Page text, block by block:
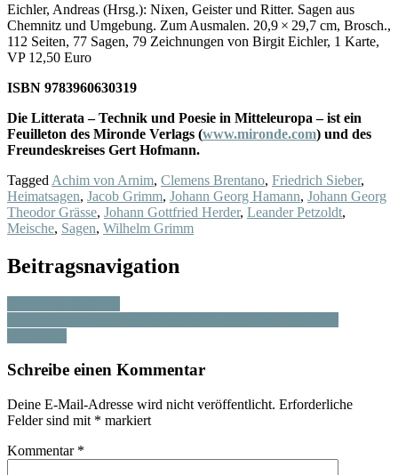
Eichler, Andreas (Hrsg.): Nixen, Geister und Ritter. Sagen aus
Chemnitz und Umgebung. Zum Ausmalen. 20,9 × 29,7 cm, Brosch.,
112 Seiten, 77 Sagen, 79 Zeichnungen von Birgit Eichler, 1 Karte,
VP 12,50 Euro
ISBN 9783960630319
Die Litterata – Technik und Poesie in Mitteleuropa – ist ein
Feuilleton des Mironde Verlags (www.mironde.com) und des
Freundeskreises Gert Hofmann.
Tagged Achim von Arnim, Clemens Brentano, Friedrich Sieber,
Heimatsagen, Jacob Grimm, Johann Georg Hamann, Johann Georg
Theodor Grässe, Johann Gottfried Herder, Leander Petzoldt,
Meische, Sagen, Wilhelm Grimm
Beitragsnavigation
Schreibe einen Kommentar
Deine E-Mail-Adresse wird nicht veröffentlicht. Erforderliche
Felder sind mit * markiert
Kommentar *